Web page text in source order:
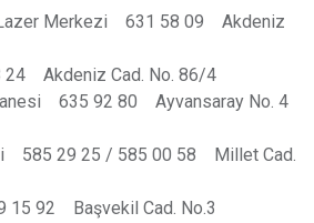
Merkezi 631 58 09 Akdeniz
Akdeniz Cad. No. 86/4
635 92 80 Ayvansaray No. 4
585 29 25 / 585 00 58 Millet Cad.
15 92 Başvekil Cad. No.3